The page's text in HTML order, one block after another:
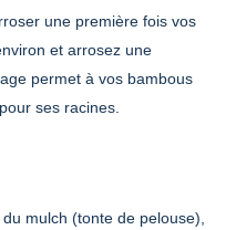
une première fois vos
et arrosez une
permet à vos bambous
ses racines.
, du mulch (tonte de pelouse),